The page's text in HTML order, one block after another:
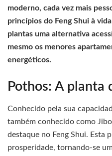
moderno, cada vez mais
princípios do Feng Shui à
plantas uma alternativa
mesmo os menores
energéticos.
Pothos: A planta
Conhecido pela sua
também conhecido como
destaque no Feng Shui. Esta
prosperidade, tornando-se